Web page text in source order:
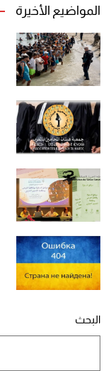
المواضيع الأخيرة
البحث